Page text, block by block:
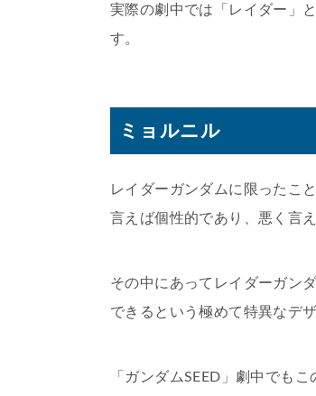
実際の劇中では「レイダー」
す。
ミョルニル
レイダーガンダムに限ったこ
言えば個性的であり、悪く言
その中にあってレイダーガン
できるという極めて特異なデ
「ガンダムSEED」劇中でも